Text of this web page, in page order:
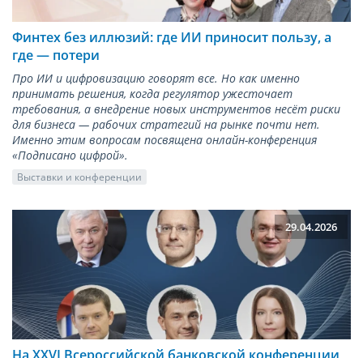
Финтех без иллюзий: где ИИ приносит пользу, а
где — потери
Про ИИ и цифровизацию говорят все. Но как именно
принимать решения, когда регулятор ужесточает
требования, а внедрение новых инструментов несёт риски
для бизнеса — рабочих стратегий на рынке почти нет.
Именно этим вопросам посвящена онлайн-конференция
«Подписано цифрой».
Выставки и конференции
29.04.2026